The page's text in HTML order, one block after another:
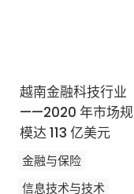
越南金融科技行业
——2020 年市场规
模达 113 亿美元
金融与保险
信息技术与技术